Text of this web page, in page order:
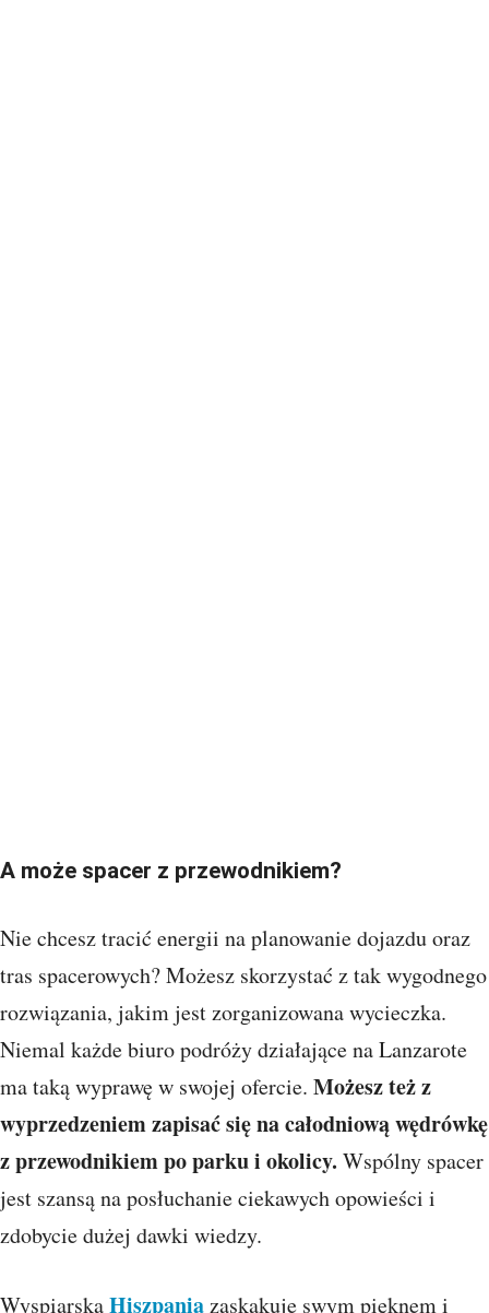
A może spacer z przewodnikiem?
Nie chcesz tracić energii na planowanie dojazdu oraz
tras spacerowych? Możesz skorzystać z tak wygodnego
rozwiązania, jakim jest zorganizowana wycieczka.
Niemal każde biuro podróży działające na Lanzarote
ma taką wyprawę w swojej ofercie. Możesz też z
wyprzedzeniem zapisać się na całodniową wędrówkę
z przewodnikiem po parku i okolicy. Wspólny spacer
jest szansą na posłuchanie ciekawych opowieści i
zdobycie dużej dawki wiedzy.
WyspiarskaHiszpaniazaskakuje swym pięknem i